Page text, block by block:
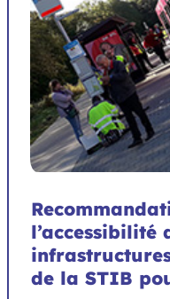
l’accessibilité
de la STIB